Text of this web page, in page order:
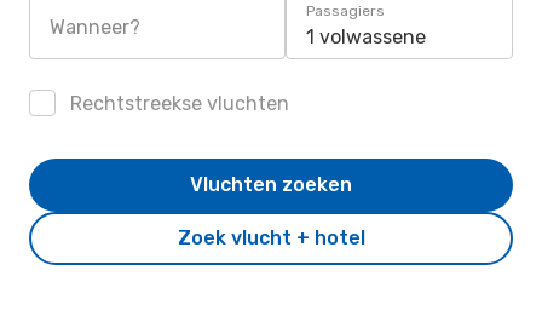
Wanneer?
Passagiers
1 volwassene
Rechtstreekse vluchten
Zoek vlucht + hotel
Vluchten zoeken